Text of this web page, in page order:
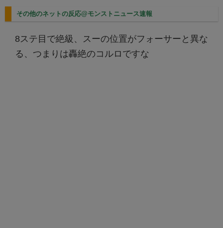
その他のネットの反応@モンストニュース速報
8ステ目で絶級、スーの位置がフォーサーと異な
る、つまりは轟絶のコルロですな